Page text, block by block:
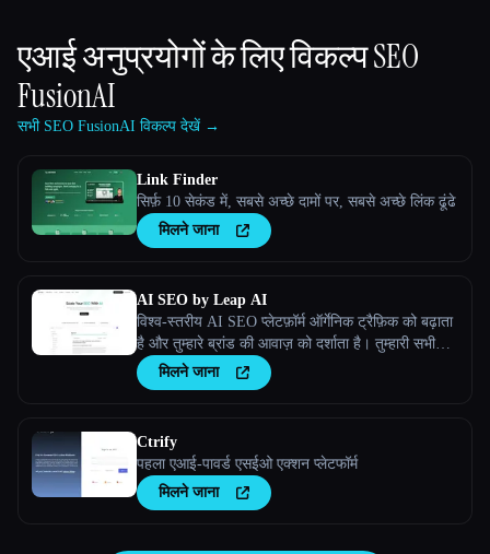
एआई अनुप्रयोगों के लिए विकल्पSEO
FusionAI
सभी SEO FusionAI विकल्प देखें →
Link Finder
सिर्फ़ 10 सेकंड में, सबसे अच्छे दामों पर, सबसे अच्छे लिंक ढूंढे
मिलने जाना
AI SEO by Leap AI
विश्व-स्तरीय AI SEO प्लेटफ़ॉर्म ऑर्गेनिक ट्रैफ़िक को बढ़ाता
है और तुम्हारे ब्रांड की आवाज़ को दर्शाता है। तुम्हारी सभी
ज़रूरतों के लिए उच्च गुणवत्ता वाली, सुरक्षित सामग्री
सुनिश्चित करता है।
मिलने जाना
Ctrify
पहला एआई-पावर्ड एसईओ एक्शन प्लेटफॉर्म
मिलने जाना